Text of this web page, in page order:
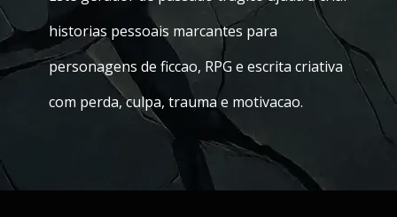
historias pessoais marcantes para
personagens de ficcao, RPG e escrita criativa
com perda, culpa, trauma e motivacao.